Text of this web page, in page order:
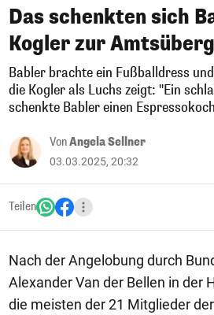
Das schenkten sich
Kogler zur
Babler brachte ein Fußballdress
die Kogler als Luchs zeigt: "Ein
schenkte Babler einen
VonAngela Sellner
03.03.2025, 20:32
Teilen
Nach der Angelobung durch
Alexander Van der Bellen in der
die meisten der 21 Mitglieder